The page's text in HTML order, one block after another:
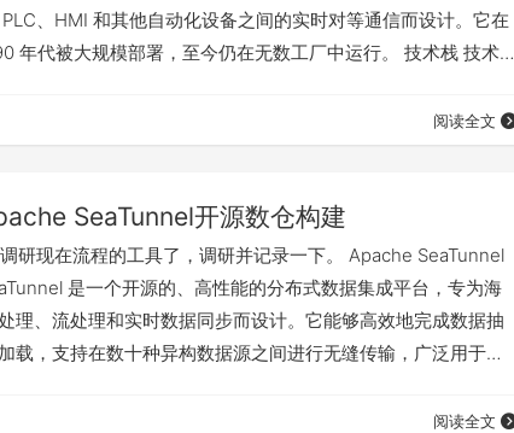
、HMI 和其他自动化设备之间的实时对等通信而设计。它在
年代被大规模部署，至今仍在无数工厂中运行。 技术栈 技术规
阅读全文
SeaTunnel开源数仓构建
研现在流程的工具了，调研并记录一下。 Apache SeaTunnel
是一个开源的、高性能的分布式数据集成平台，专为海
理、流处理和实时数据同步而设计。它能够高效地完成数据抽
载，支持在数十种异构数据源之间进行无缝传输，广泛用于数
动脑子”的超级联邦查询引擎。它自己不存数据，但可以用一条
阅读全文